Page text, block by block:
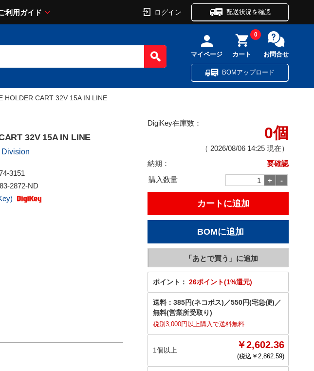
利用ガイド ログイン 配送状況を確認
マイページ カート
0
お問合せ
BOMアップロード
HOLDER CART 32V 15A IN LINE
32V 15A IN LINE
Division
3151
2872-ND
DigiKey在庫数：
0個
（ 2026/08/06 14:25 現在）
納期：
要確認
購入数量
ポイント： 26ポイント(1%還元)
送料： 385円(ネコポス) ／550円(宅急便) ／
無料(営業所受取り)
税別3,000円以上購入で送料無料
1個以上 ￥2,602.36
(税込￥ 2,862.59)